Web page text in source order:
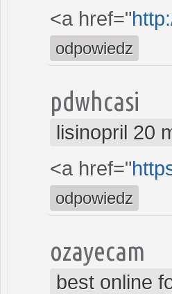
<a href="
odpowiedz
pdwhcasi
lisinopril 20
<a href="
odpowiedz
ozayecam
best online